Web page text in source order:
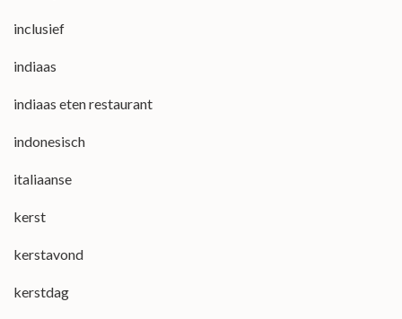
inclusief
indiaas
indiaas eten restaurant
indonesisch
italiaanse
kerst
kerstavond
kerstdag